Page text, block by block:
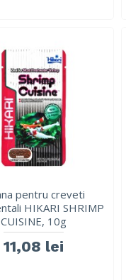
pentru creveti
HIKARI SHRIMP
CUISINE, 10g
11,08 lei